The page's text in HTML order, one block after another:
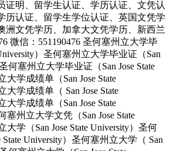
证明、留学生认证、学历认证、文凭认
历认证、留学生学位认证、英国文凭学
洲文凭学历、加拿大文凭学历、新西兰
微信：551190476 圣何塞州立大学毕
）圣何塞州立大学毕业证（San
何塞州立大学毕业证（San Jose State
学成绩单（San Jose State
学成绩单（ San Jose State
学成绩单（San Jose State
塞州立大学文凭（San Jose State
学（San Jose State University）圣何
State University）圣何塞州立大学（ San